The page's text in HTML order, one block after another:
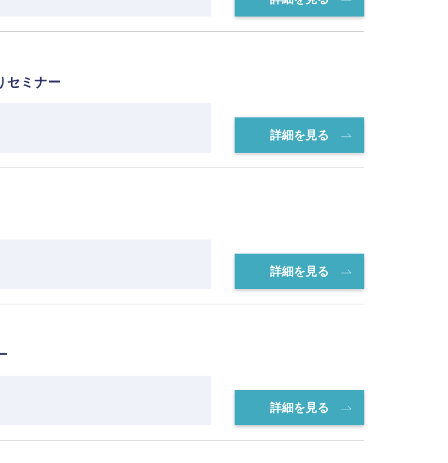
セミナー
詳細を見る
詳細を見る
詳細を見る